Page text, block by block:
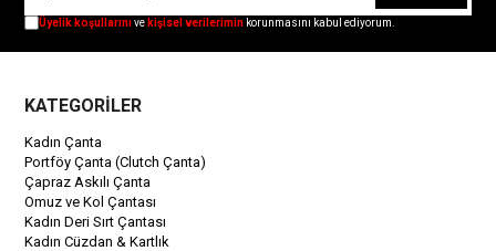
Üyelik koşullarınıve kişisel verilerimin korunmasını kabul ediyorum.
KATEGORİLER
Kadın Çanta
Portföy Çanta (Clutch Çanta)
Çapraz Askılı Çanta
Omuz ve Kol Çantası
Kadın Deri Sırt Çantası
Kadın Cüzdan & Kartlık